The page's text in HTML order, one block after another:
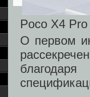
Poco X4
О первом